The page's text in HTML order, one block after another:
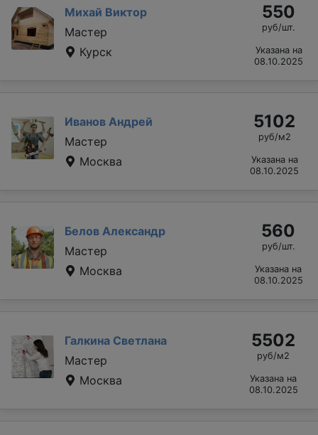
Михай Виктор
Мастер
Курск
550
руб/шт.
Указана на
08.10.2025
Иванов Андрей
Мастер
Москва
5102
руб/м2
Указана на
08.10.2025
Белов Александр
Мастер
Москва
560
руб/шт.
Указана на
08.10.2025
Галкина Светлана
Мастер
Москва
5502
руб/м2
Указана на
08.10.2025